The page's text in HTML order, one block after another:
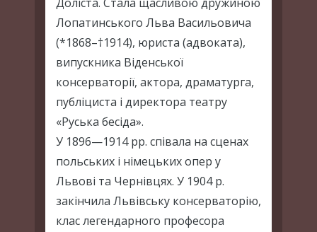
Лопатинського Льва Васильовича
(*1868–†1914), юриста (адвоката),
випускника Віденської
консерваторії, актора, драматурга,
публіциста і директора театру
«Руська бесіда».
У 1896—1914 рр. співала на сценах
польських і німецьких опер у
Львові та Чернівцях. У 1904 р.
закінчила Львівську консерваторію,
клас легендарного професора